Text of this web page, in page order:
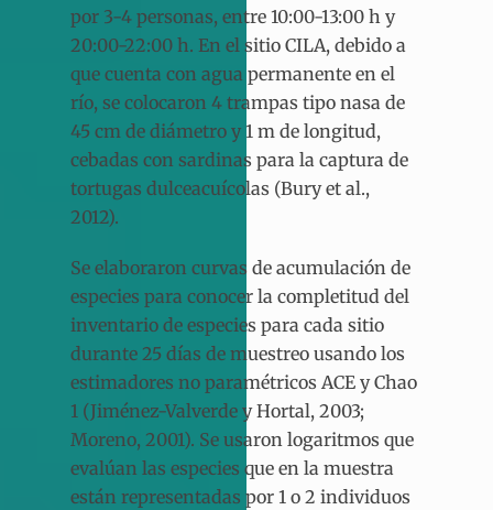
por 3-4 personas, entre 10:00-13:00 h y
20:00-22:00 h. En el sitio CILA, debido a
que cuenta con agua permanente en el
río, se colocaron 4 trampas tipo nasa de
45 cm de diámetro y 1 m de longitud,
cebadas con sardinas para la captura de
tortugas dulceacuícolas (Bury et al.,
2012).
Se elaboraron curvas de acumulación de
especies para conocer la completitud del
inventario de especies para cada sitio
durante 25 días de muestreo usando los
estimadores no paramétricos ACE y Chao
1 (Jiménez-Valverde y Hortal, 2003;
Moreno, 2001). Se usaron logaritmos que
evalúan las especies que en la muestra
están representadas por 1 o 2 individuos